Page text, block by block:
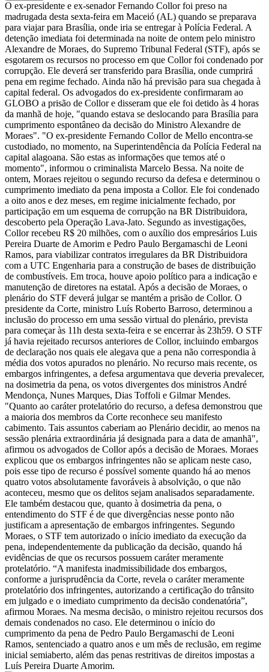
O ex-presidente e ex-senador Fernando Collor foi preso na
madrugada desta sexta-feira em Maceió (AL) quando se preparava
para viajar para Brasília, onde iria se entregar à Polícia Federal. A
detenção imediata foi determinada na noite de ontem pelo ministro
Alexandre de Moraes, do Supremo Tribunal Federal (STF), após se
esgotarem os recursos no processo em que Collor foi condenado por
corrupção. Ele deverá ser transferido para Brasília, onde cumprirá
pena em regime fechado. Ainda não há previsão para sua chegada à
capital federal. Os advogados do ex-presidente confirmaram ao
GLOBO a prisão de Collor e disseram que ele foi detido às 4 horas
da manhã de hoje, "quando estava se deslocando para Brasília para
cumprimento espontâneo da decisão do Ministro Alexandre de
Moraes". "O ex-presidente Fernando Collor de Mello encontra-se
custodiado, no momento, na Superintendência da Polícia Federal na
capital alagoana. São estas as informações que temos até o
momento", informou o criminalista Marcelo Bessa. Na noite de
ontem, Moraes rejeitou o segundo recurso da defesa e determinou o
cumprimento imediato da pena imposta a Collor. Ele foi condenado
a oito anos e dez meses, em regime inicialmente fechado, por
participação em um esquema de corrupção na BR Distribuidora,
descoberto pela Operação Lava-Jato. Segundo as investigações,
Collor recebeu R$ 20 milhões, com o auxílio dos empresários Luis
Pereira Duarte de Amorim e Pedro Paulo Bergamaschi de Leoni
Ramos, para viabilizar contratos irregulares da BR Distribuidora
com a UTC Engenharia para a construção de bases de distribuição
de combustíveis. Em troca, houve apoio político para a indicação e
manutenção de diretores na estatal. Após a decisão de Moraes, o
plenário do STF deverá julgar se mantém a prisão de Collor. O
presidente da Corte, ministro Luís Roberto Barroso, determinou a
inclusão do processo em uma sessão virtual do plenário, prevista
para começar às 11h desta sexta-feira e se encerrar às 23h59. O STF
já havia rejeitado recursos anteriores de Collor, incluindo embargos
de declaração nos quais ele alegava que a pena não correspondia à
média dos votos apurados no plenário. No recurso mais recente, os
embargos infringentes, a defesa argumentava que deveria prevalecer,
na dosimetria da pena, os votos divergentes dos ministros André
Mendonça, Nunes Marques, Dias Toffoli e Gilmar Mendes.
"Quanto ao caráter protelatório do recurso, a defesa demonstrou que
a maioria dos membros da Corte reconhece seu manifesto
cabimento. Tais assuntos caberiam ao Plenário decidir, ao menos na
sessão plenária extraordinária já designada para a data de amanhã",
afirmou os advogados de Collor após a decisão de Moraes. Moraes
explicou que os embargos infringentes não se aplicam neste caso,
pois esse tipo de recurso é possível somente quando há ao menos
quatro votos absolutamente favoráveis à absolvição, o que não
aconteceu, mesmo que os delitos sejam analisados separadamente.
Ele também destacou que, quanto à dosimetria da pena, o
entendimento do STF é de que divergências nesse ponto não
justificam a apresentação de embargos infringentes. Segundo
Moraes, o STF tem autorizado o início imediato da execução da
pena, independentemente da publicação da decisão, quando há
evidências de que os recursos possuem caráter meramente
protelatório. “A manifesta inadmissibilidade dos embargos,
conforme a jurisprudência da Corte, revela o caráter meramente
protelatório dos infringentes, autorizando a certificação do trânsito
em julgado e o imediato cumprimento da decisão condenatória”,
afirmou Moraes. Na mesma decisão, o ministro rejeitou recursos dos
demais condenados no caso. Ele determinou o início do
cumprimento da pena de Pedro Paulo Bergamaschi de Leoni
Ramos, sentenciado a quatro anos e um mês de reclusão, em regime
inicial semiaberto, além das penas restritivas de direitos impostas a
Luís Pereira Duarte Amorim.